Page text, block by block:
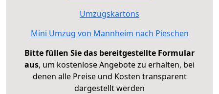
Umzugskartons
Mini Umzug von Mannheim nach Pieschen
Bitte füllen Sie das bereitgestellte Formular
aus, um kostenlose Angebote zu erhalten, bei
denen alle Preise und Kosten transparent
dargestellt werden